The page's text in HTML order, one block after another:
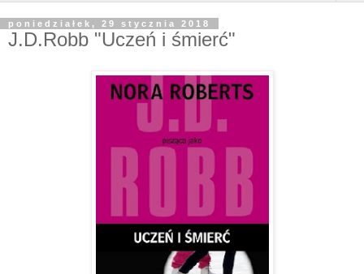
poniedziałek, 29 stycznia 2018
J.D.Robb "Uczeń i śmierć"